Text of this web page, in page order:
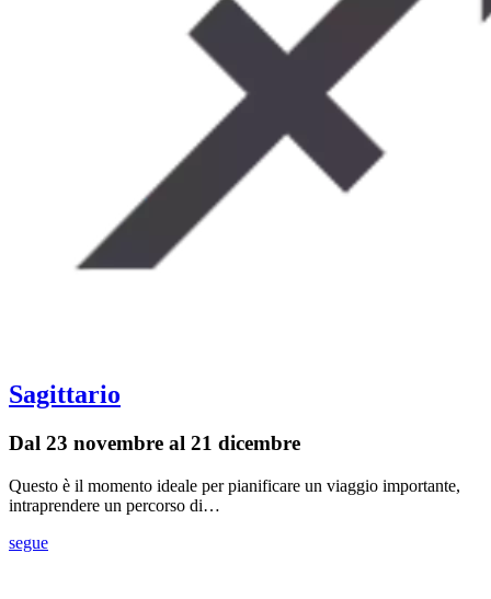
Sagittario
Dal 23 novembre al 21 dicembre
Questo è il momento ideale per pianificare un viaggio importante,
intraprendere un percorso di…
segue